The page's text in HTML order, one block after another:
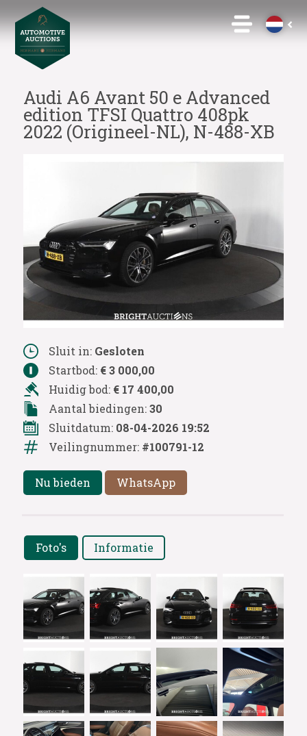
Audi A6 Avant 50 e Advanced
edition TFSI Quattro 408pk
2022 (Origineel-NL), N-488-XB
Sluit in: Gesloten
Startbod: € 3 000,00
Huidig bod: € 17 400,00
Aantal biedingen:30
Sluitdatum: 08-04-2026 19:52
Veilingnummer: #100791-12
Nu bieden WhatsApp
Foto's Informatie